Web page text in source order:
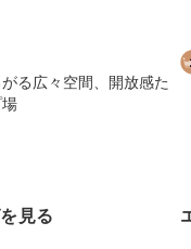
る広々空間、開放感た
見る